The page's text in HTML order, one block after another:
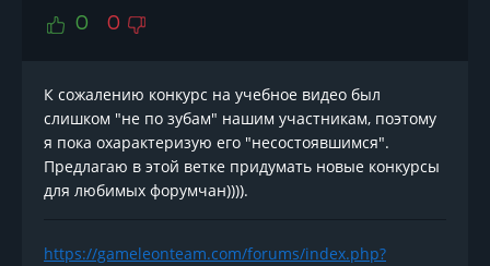
0 0
К сожалению конкурс на учебное видео был
слишком "не по зубам" нашим участникам, поэтому
я пока охарактеризую его "несостоявшимся".
Предлагаю в этой ветке придумать новые конкурсы
для любимых форумчан)))).
https://gameleonteam.com/forums/index.php?